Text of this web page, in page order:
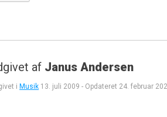
af Janus Andersen
iMusik 13. juli 2009 - Opdateret 24. februar